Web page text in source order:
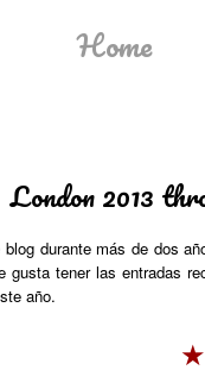
Home
London 2013
blog durante más de dos
gusta tener las entradas
año.
★